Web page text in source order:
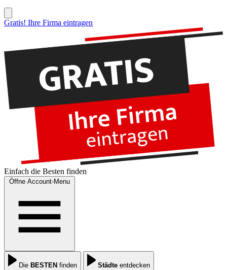
Gratis! Ihre Firma eintragen
Einfach die Besten finden
Öffne Account-Menu
Die BESTEN finden Städte entdecken